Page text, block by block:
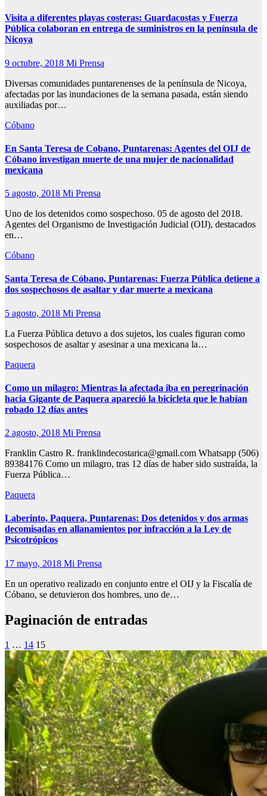
Visita a diferentes playas costeras: Guardacostas y Fuerza
Pública colaboran en entrega de suministros en la península de
Nicoya
9 octubre, 2018 Mi Prensa
Diversas comunidades puntarenenses de la península de Nicoya,
afectadas por las inundaciones de la semana pasada, están siendo
auxiliadas por…
Cóbano
En Santa Teresa de Cobano, Puntarenas: Agentes del OIJ de
Cóbano investigan muerte de una mujer de nacionalidad
mexicana
5 agosto, 2018 Mi Prensa
Uno de los detenidos como sospechoso. 05 de agosto del 2018.
Agentes del Organismo de Investigación Judicial (OIJ), destacados
en…
Cóbano
Santa Teresa de Cóbano, Puntarenas: Fuerza Pública detiene a
dos sospechosos de asaltar y dar muerte a mexicana
5 agosto, 2018 Mi Prensa
La Fuerza Pública detuvo a dos sujetos, los cuales figuran como
sospechosos de asaltar y asesinar a una mexicana la…
Paquera
Como un milagro: Mientras la afectada iba en peregrinación
hacia Gigante de Paquera apareció la bicicleta que le habían
robado 12 días antes
2 agosto, 2018 Mi Prensa
Franklin Castro R. franklindecostarica@gmail.com Whatsapp (506)
89384176 Como un milagro, tras 12 días de haber sido sustraída, la
Fuerza Pública…
Paquera
Laberinto, Paquera, Puntarenas: Dos detenidos y dos armas
decomisadas en allanamientos por infracción a la Ley de
Psicotrópicos
17 mayo, 2018 Mi Prensa
En un operativo realizado en conjunto entre el OIJ y la Fiscalía de
Cóbano, se detuvieron dos hombres, uno de…
Paginación de entradas
1 … 14 15